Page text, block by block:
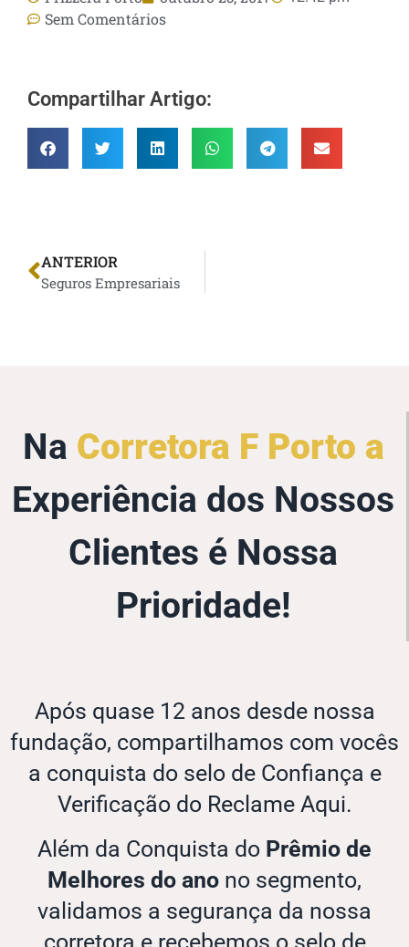
Sem Comentários
Compartilhar Artigo:
ANTERIOR
Seguros Empresariais
Na Corretora F Porto a
Experiência dos Nossos
Clientes é Nossa
Prioridade!
Após quase 12 anos desde nossa
fundação, compartilhamos com vocês
a conquista do selo de Confiança e
Verificação do Reclame Aqui.
Além da Conquista do Prêmio de
Melhores do ano no segmento,
validamos a segurança da nossa